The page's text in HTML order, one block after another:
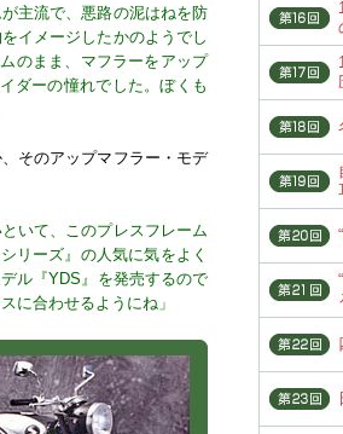
主流で、悪路の泥はねを防
イメージしたかのようでし
のまま、マフラーをアップ
ダーの憧れでした。ぼくも
そのアップマフラー・モデ
いて、このプレスフレーム
リーズ』の人気に気をよく
ル『YDS』を発売するので
に合わせるようにね」